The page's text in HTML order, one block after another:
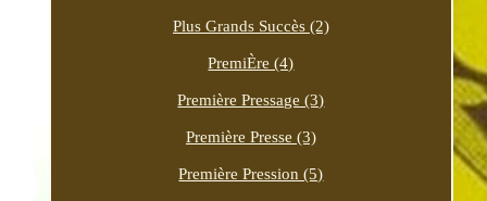
Plus Grands Succès (2)
PremiÈre (4)
Première Pressage (3)
Première Presse (3)
Première Pression (5)